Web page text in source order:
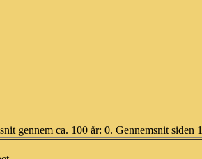
gennem ca. 100 år: 0. Gennemsnit siden